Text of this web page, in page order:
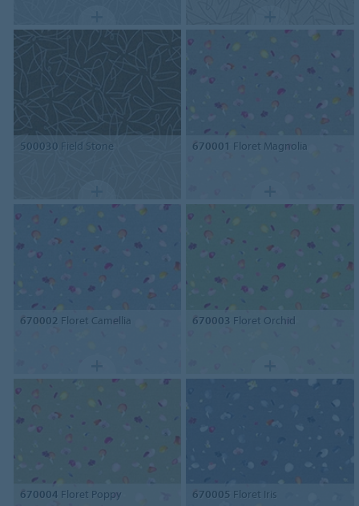
500030 Field Stone 670001 Floret Magnolia
670002 Floret Camellia 670003 Floret Orchid
670004 Floret Poppy 670005 Floret Iris